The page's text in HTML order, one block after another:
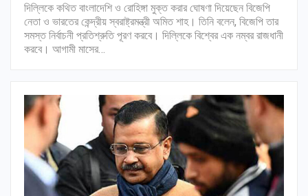
দিল্লিকে কথিত বাংলাদেশি ও রোহিঙ্গা মুক্ত করার ঘোষণা দিয়েছেন বিজেপি
নেতা ও ভারতের কেন্দ্রীয় স্বরাষ্ট্রমন্ত্রী অমিত শাহ। তিনি বলেন, বিজেপি তার
সমস্ত নির্বাচনী প্রতিশ্রুতি পূরণ করবে। দিল্লিকে বিশ্বের এক নম্বর রাজধানী
করবে। আগামী মাসের…